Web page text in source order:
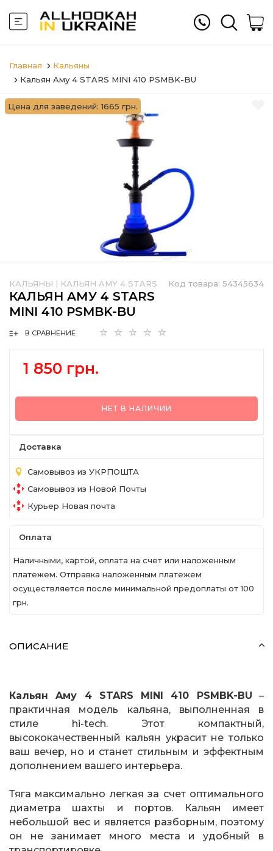
Главная
Кальяны
Кальян Aму 4 STARS MINI 410 PSMBK-BU
Цена для заведений: 1665 грн.
Код товара: 54345634
КАЛЬЯНЫ | КАЛЬЯН AMY 4 STARS
КАЛЬЯН AМУ 4 STARS
MINI 410 PSMBK-BU
В СРАВНЕНИЕ
1 850 грн.
НЕТ В НАЛИЧИИ
Доставка
Самовывоз из УКРПОШТА
Самовывоз из Новой Почты
Курьер Новая почта
Оплата
Наличными, картой, оплата на счет или наложенным
платежем. Отправка наложенным платежем
осуществляется после минимальной предоплаты от 100
грн.
ОПИСАНИЕ
Кальян Aму 4 STARS MINI 410 PSMBK-BU –
практичная модель кальяна, выполненная в
стиле hi-tech. Этот компактный,
высококачественный кальян украсит не только
ваш вечер, но и станет стильным и эффектным
дополнением вашего интерьера.
Тяга максимально легкая за счет оптимального
диаметра шахты и портов. Кальян имеет
небольшой вес и является разборным, поэтому
он не занимает много места и удобный в